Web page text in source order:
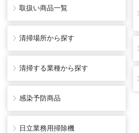
取扱い商品一覧
清掃場所から探す
清掃する業種から探す
感染予防商品
日立業務用掃除機